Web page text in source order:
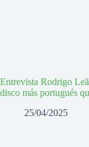
Entrevista Rodrigo
disco más portugués
25/04/2025